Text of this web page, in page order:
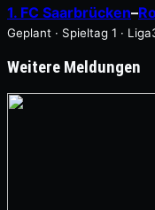
1. FC Saarbrücken–
Geplant · Spieltag 1 ·
Weitere Meldungen